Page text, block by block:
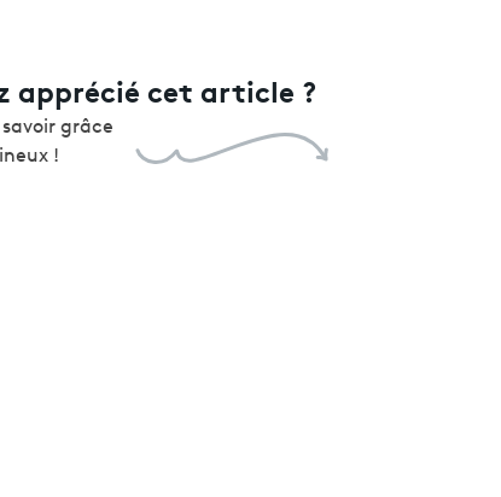
apprécié cet article ?
grâce
!